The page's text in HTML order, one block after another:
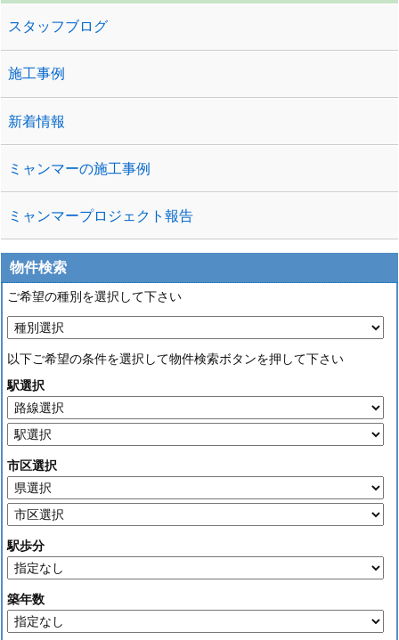
スタッフブログ
施工事例
新着情報
ミャンマーの施工事例
ミャンマープロジェクト報告
物件検索
ご希望の種別を選択して下さい
以下ご希望の条件を選択して物件検索ボタンを押して下さい
駅選択
市区選択
駅歩分
築年数